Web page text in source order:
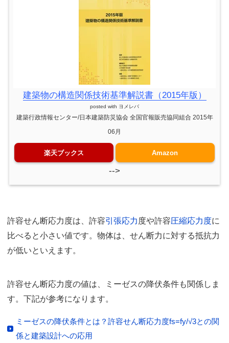
建築物の構造関係技術基準解説書（2015年版）
posted with ヨメレバ
建築行政情報センター/日本建築防災協会 全国官報販売協同組合 2015年
06月
楽天ブックス Amazon
-->
許容せん断応力度は、許容引張応力 度や許容圧縮応力度に
比べると小さい値です。物体は、せん断力に対する抵抗力
が低いといえます。
許容せん断応力度の値は、ミーゼスの降伏条件も関係しま
す。下記が参考になります。
ミーゼスの降伏条件とは？許容せん断応力度fs=fy/√3との関
係と建築設計への応用